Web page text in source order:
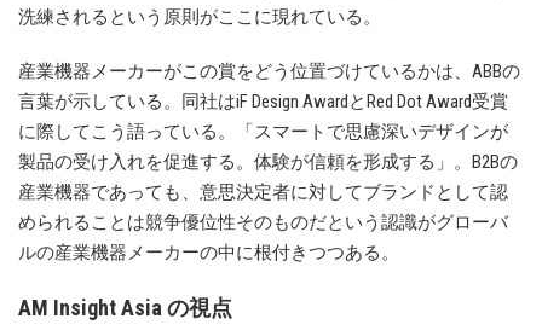
洗練されるという原則がここに現れている。
産業機器メーカーがこの賞をどう位置づけているかは、ABBの
言葉が示している。同社はiF Design AwardとRed Dot Award受賞
に際してこう語っている。「スマートで思慮深いデザインが
製品の受け入れを促進する。体験が信頼を形成する」。B2Bの
産業機器であっても、意思決定者に対してブランドとして認
められることは競争優位性そのものだという認識がグローバ
ルの産業機器メーカーの中に根付きつつある。
AM Insight Asia の視点